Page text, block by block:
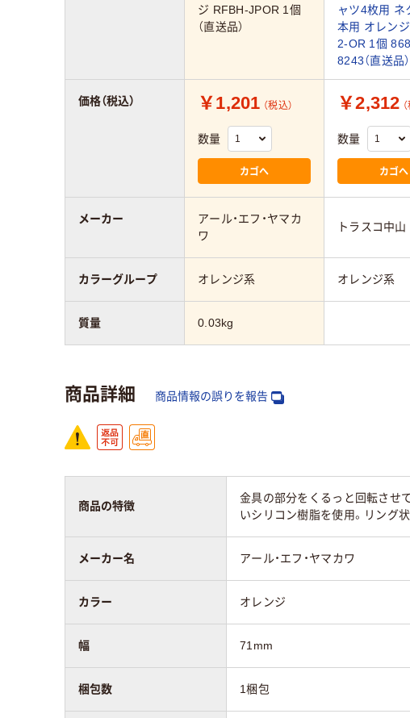
ジ RFBH-JPOR 1個
（直送品）
ャツ4枚用 ネ
本用 オレン
2-OR 1個
8243（直送品）
￥1,201 （税込）
数量
カゴへ
￥2,312
数量
カゴへ
アール・エフ・ヤマカ
ワ
トラスコ中山
オレンジ系 オレンジ系
0.03kg
価格（税込）
メーカー
カラーグループ
質量
商品詳細 商品情報の誤りを報告
商品の特徴
金具の部分をくるっと回転させ
いシリコン樹脂を使用。リング
メーカー名 アール・エフ・ヤマカワ
カラー オレンジ
幅 71mm
梱包数 1梱包